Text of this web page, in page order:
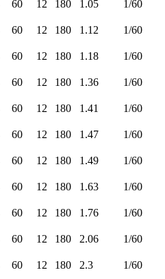
60 12 180 1.05
1/60
60 12 180 1.12
1/60
60 12 180 1.18
1/60
60 12 180 1.36
1/60
60 12 180 1.41
1/60
60 12 180 1.47
1/60
60 12 180 1.49
1/60
60 12 180 1.63
1/60
60 12 180 1.76
1/60
60 12 180 2.06
1/60
60 12 180 2.3 1/60